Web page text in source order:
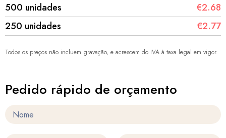
500 unidades
€2.68
250 unidades
€2.77
Todos os preços não incluem gravação, e acrescem do IVA à taxa legal em vigor.
Pedido rápido de orçamento